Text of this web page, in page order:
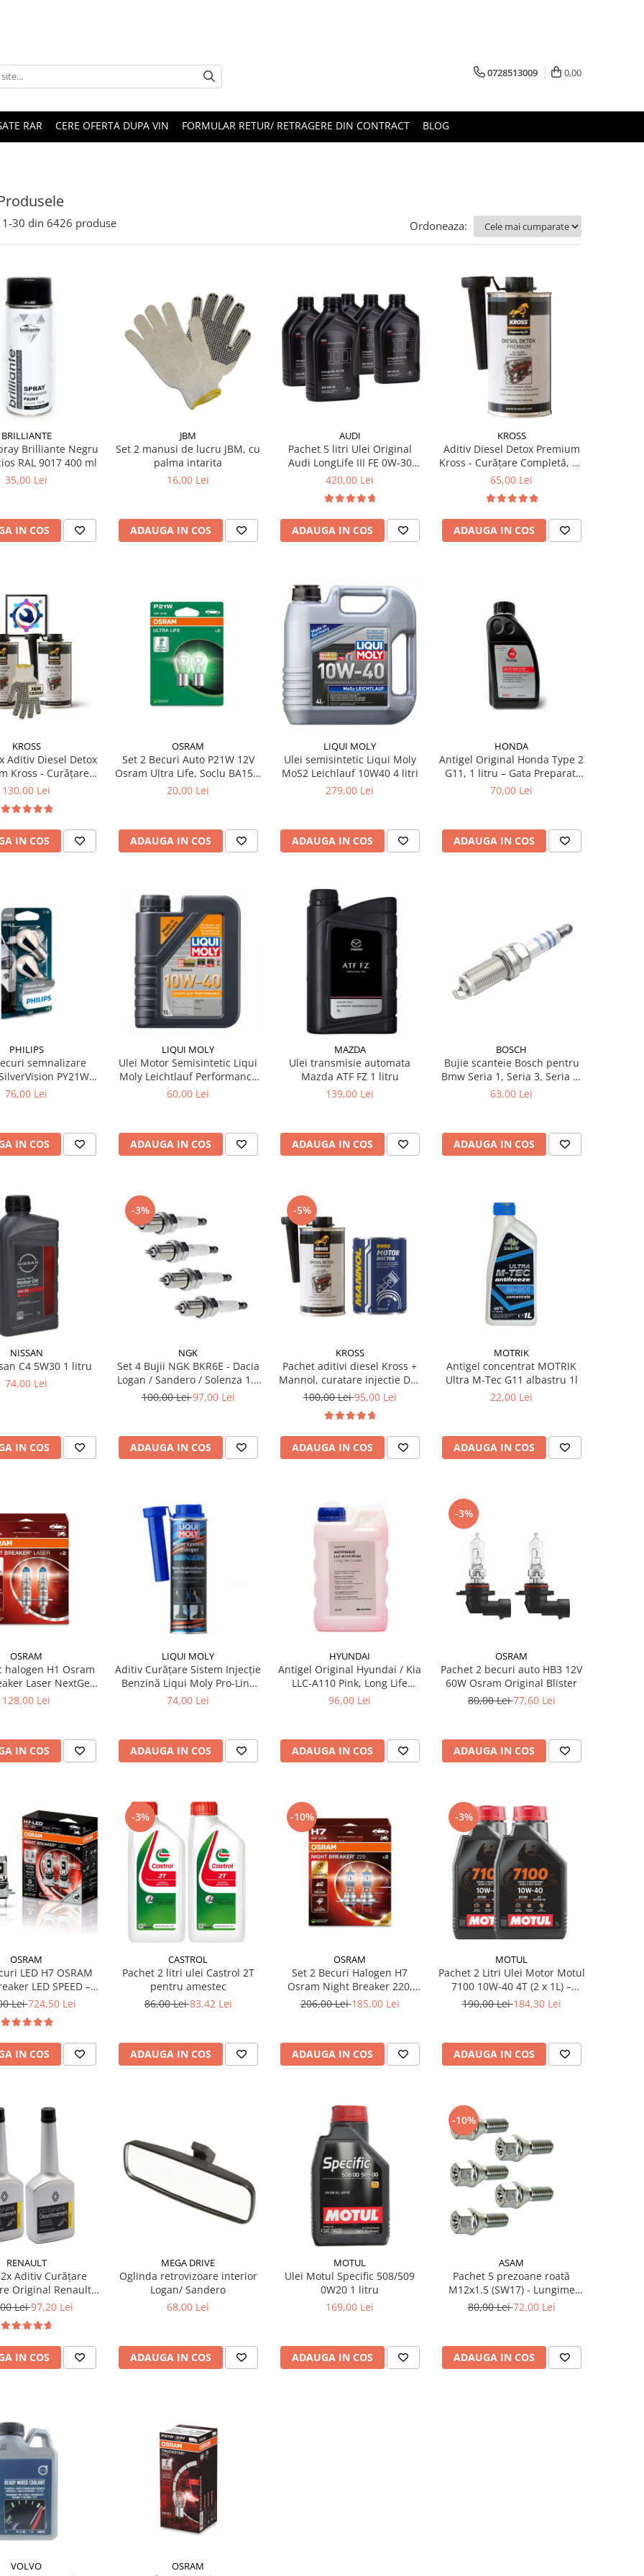
0728513009 0,00
RAR CERE OFERTA DUPA VIN FORMULAR RETUR/ RETRAGERE DIN CONTRACT BLOG
1-30 din 6426 produse Ordoneaza:
BRILLIANTE
Brilliante Negru
RAL 9017 400 ml
35,00 Lei
IN COS
JBM
Set 2 manusi de lucru JBM, cu
palma intarita
16,00 Lei
ADAUGA IN COS
AUDI
Pachet 5 litri Ulei Original
Audi LongLife III FE 0W-30
GS55545D2 – Aprobări VW420,00 Lei
ADAUGA IN COS
KROSS
Aditiv Diesel Detox Premium
Kross - Curățare Completă, +5
Puncte Cetanic & Protecție
65,00 Lei
ADAUGA IN COS
KROSS
Aditiv Diesel Detox
Kross - Curățare
+5 Puncte Cetanic
130,00 Lei
IN COS
OSRAM
Set 2 Becuri Auto P21W 12V
Osram Ultra Life, Soclu BA15s,
Durata de Viata Extinsa (4x),
20,00 Lei
ADAUGA IN COS
LIQUI MOLY
Ulei semisintetic Liqui Moly
MoS2 Leichlauf 10W40 4 litri
279,00 Lei
ADAUGA IN COS
HONDA
Antigel Original Honda Type 2
G11, 1 litru – Gata Preparat,
All Season, Protecție -36°C
70,00 Lei
ADAUGA IN COS
PHILIPS
semnalizare
PY21W
12V 21W
76,00 Lei
IN COS
LIQUI MOLY
Ulei Motor Semisintetic Liqui
Moly Leichtlauf Performance
10W-40 1 litru
60,00 Lei
ADAUGA IN COS
MAZDA
Ulei transmisie automata
Mazda ATF FZ 1 litru
139,00 Lei
ADAUGA IN COS
BOSCH
Bujie scanteie Bosch pentru
Bmw Seria 1, Seria 3, Seria 5,
Seria 6, Seria 7, X1, X3, X5, Z4
63,00 Lei
ADAUGA IN COS
NISSAN
C4 5W30 1 litru
74,00 Lei
IN COS
-3%
NGK
Set 4 Bujii NGK BKR6E - Dacia
Logan / Sandero / Solenza 1.4
& 1.6 MPI - Kit Complet
100,00 Lei97,00 Lei
ADAUGA IN COS
-5%
KROSS
Pachet aditivi diesel Kross +
Mannol, curatare injectie DPF
si stabilizare ulei
100,00 Lei95,00 Lei
ADAUGA IN COS
MOTRIK
Antigel concentrat MOTRIK
Ultra M-Tec G11 albastru 1l
22,00 Lei
ADAUGA IN COS
OSRAM
Laser NextGen
+150%
128,00 Lei
IN COS
LIQUI MOLY
Aditiv Curățare Sistem Injecție
Benzină Liqui Moly Pro-Line
(300 ml) - Tratament
74,00 Lei
ADAUGA IN COS
HYUNDAI
Antigel Original Hyundai / Kia
LLC-A110 Pink, Long Life
Coolant, 1 Litru, Cod A110,
96,00 Lei
ADAUGA IN COS
-3%
OSRAM
Pachet 2 becuri auto HB3 12V
60W Osram Original Blister
80,00 Lei77,60 Lei
ADAUGA IN COS
OSRAM
LED H7 OSRAM
LED SPEED –
6000K, Design
Lei724,50 Lei
IN COS
-3%
CASTROL
Pachet 2 litri ulei Castrol 2T
pentru amestec
86,00 Lei83,42 Lei
ADAUGA IN COS
-10%
OSRAM
Set 2 Becuri Halogen H7
Osram Night Breaker 220,
+220% Mai Multa Lumina,
206,00 Lei185,00 Lei
ADAUGA IN COS
-3%
MOTUL
Pachet 2 Litri Ulei Motor Motul
7100 10W-40 4T (2 x 1L) –
100% Sintetic, API SP, JASO
190,00 Lei184,30 Lei
ADAUGA IN COS
RENAULT
Aditiv Curățare
Original Renault
250ml
Lei97,20 Lei
IN COS
MEGA DRIVE
Oglinda retrovizoare interior
Logan/ Sandero
68,00 Lei
ADAUGA IN COS
MOTUL
Ulei Motul Specific 508/509
0W20 1 litru
169,00 Lei
ADAUGA IN COS
-10%
ASAM
Pachet 5 prezoane roată
M12x1.5 (SW17) - Lungime
47.5 mm, pentru jantă aliaj și
80,00 Lei72,00 Lei
ADAUGA IN COS
VOLVO OSRAM